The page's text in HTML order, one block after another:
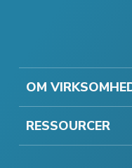
OM
RESSOURCER